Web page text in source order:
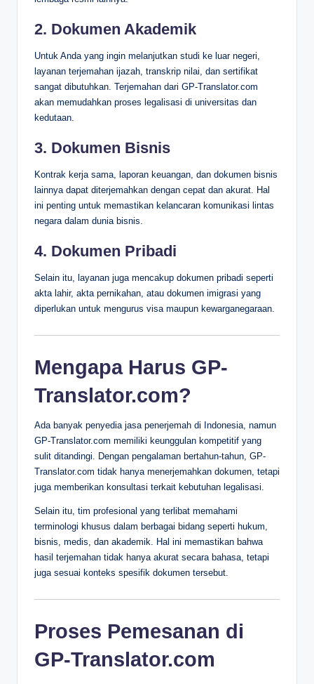
2. Dokumen Akademik
Untuk Anda yang ingin melanjutkan studi ke luar negeri,
layanan terjemahan ijazah, transkrip nilai, dan sertifikat
sangat dibutuhkan. Terjemahan dari GP-Translator.com
akan memudahkan proses legalisasi di universitas dan
kedutaan.
3. Dokumen Bisnis
Kontrak kerja sama, laporan keuangan, dan dokumen bisnis
lainnya dapat diterjemahkan dengan cepat dan akurat. Hal
ini penting untuk memastikan kelancaran komunikasi lintas
negara dalam dunia bisnis.
4. Dokumen Pribadi
Selain itu, layanan juga mencakup dokumen pribadi seperti
akta lahir, akta pernikahan, atau dokumen imigrasi yang
diperlukan untuk mengurus visa maupun kewarganegaraan.
Mengapa Harus GP-
Translator.com?
Ada banyak penyedia jasa penerjemah di Indonesia, namun
GP-Translator.com memiliki keunggulan kompetitif yang
sulit ditandingi. Dengan pengalaman bertahun-tahun, GP-
Translator.com tidak hanya menerjemahkan dokumen, tetapi
juga memberikan konsultasi terkait kebutuhan legalisasi.
Selain itu, tim profesional yang terlibat memahami
terminologi khusus dalam berbagai bidang seperti hukum,
bisnis, medis, dan akademik. Hal ini memastikan bahwa
hasil terjemahan tidak hanya akurat secara bahasa, tetapi
juga sesuai konteks spesifik dokumen tersebut.
Proses Pemesanan di
GP-Translator.com